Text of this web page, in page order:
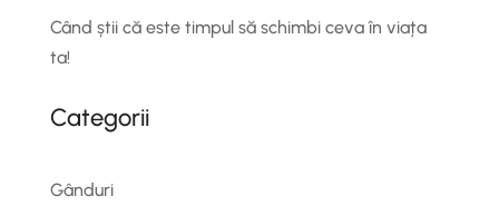
Când știi că este timpul să schimbi ceva în viața
ta!
Categorii
Gânduri